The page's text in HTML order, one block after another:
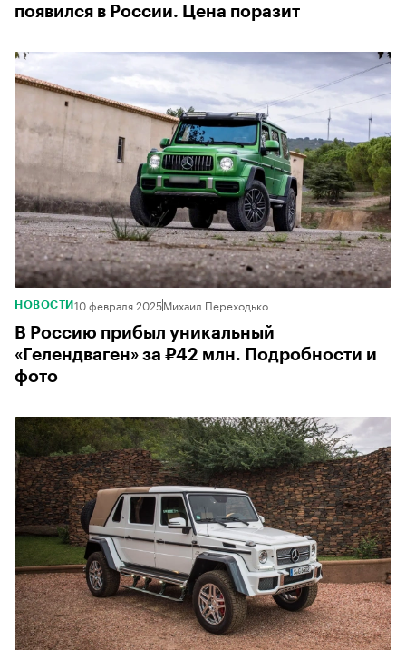
появился в России. Цена поразит
НОВОСТИ 10 февраля 2025Михаил Переходько
В Россию прибыл уникальный
«Гелендваген» за ₽42 млн. Подробности и
фото